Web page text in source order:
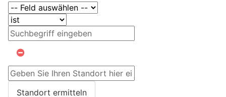
Standort ermitteln